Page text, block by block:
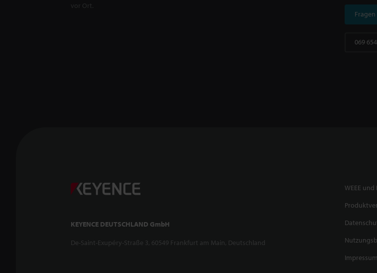
vor Ort.
Fragen
069
KEYENCE DEUTSCHLAND GmbH
De-Saint-Exupéry-Straße 3, 60549 Frankfurt am Main, Deutschland
WEEE
Impressum